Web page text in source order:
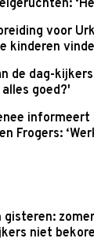
voor
kinderen
de dag-
goed?'
informeert
Frogers:
gisteren:
niet